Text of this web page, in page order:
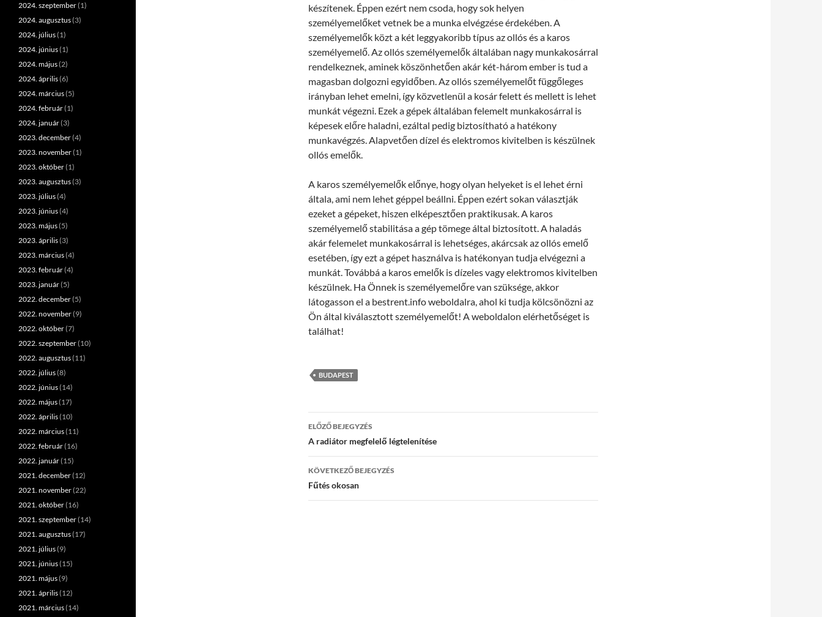
készítenek. Éppen ezért nem csoda, hogy sok helyen
személyemelőket vetnek be a munka elvégzése érdekében. A
személyemelők közt a két leggyakoribb típus az ollós és a karos
személyemelő. Az ollós személyemelők általában nagy munkakosárral
rendelkeznek, aminek köszönhetően akár két-három ember is tud a
magasban dolgozni egyidőben. Az ollós személyemelőt függőleges
irányban lehet emelni, így közvetlenül a kosár felett és mellett is lehet
munkát végezni. Ezek a gépek általában felemelt munkakosárral is
képesek előre haladni, ezáltal pedig biztosítható a hatékony
munkavégzés. Alapvetően dízel és elektromos kivitelben is készülnek
ollós emelők.
A karos személyemelők előnye, hogy olyan helyeket is el lehet érni
általa, ami nem lehet géppel beállni. Éppen ezért sokan választják
ezeket a gépeket, hiszen elképesztően praktikusak. A karos
személyemelő stabilitása a gép tömege által biztosított. A haladás
akár felemelet munkakosárral is lehetséges, akárcsak az ollós emelő
esetében, így ezt a gépet használva is hatékonyan tudja elvégezni a
munkát. Továbbá a karos emelők is dízeles vagy elektromos kivitelben
készülnek. Ha Önnek is személyemelőre van szüksége, akkor
látogasson el a bestrent.info weboldalra, ahol ki tudja kölcsönözni az
Ön által kiválasztott személyemelőt! A weboldalon elérhetőséget is
találhat!
BUDAPEST
Bejegyzés
navigáció
ELŐZŐ BEJEGYZÉS
A radiátor megfelelő légtelenítése
KÖVETKEZŐ BEJEGYZÉS
Fűtés okosan
2024. szeptember(1)
2024. augusztus(3)
2024. július(1)
2024. június(1)
2024. május(2)
2024. április(6)
2024. március(5)
2024. február(1)
2024. január(3)
2023. december(4)
2023. november(1)
2023. október(1)
2023. augusztus(3)
2023. július(4)
2023. június(4)
2023. május(5)
2023. április(3)
2023. március(4)
2023. február(4)
2023. január(5)
2022. december(5)
2022. november(9)
2022. október(7)
2022. szeptember(10)
2022. augusztus(11)
2022. július(8)
2022. június(14)
2022. május(17)
2022. április(10)
2022. március(11)
2022. február(16)
2022. január(15)
2021. december(12)
2021. november(22)
2021. október(16)
2021. szeptember(14)
2021. augusztus(17)
2021. július(9)
2021. június(15)
2021. május(9)
2021. április(12)
2021. március(14)